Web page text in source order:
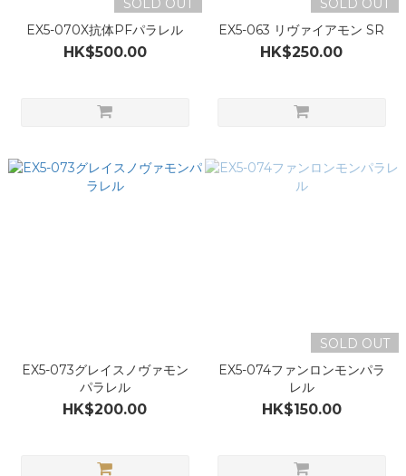
SOLD OUT
EX5-070X抗体PFパラレル
HK$500.00
SOLD OUT
EX5-063 リヴァイアモン SR
HK$250.00
EX5-073グレイスノヴァモン
パラレル
HK$200.00
SOLD OUT
EX5-074ファンロンモンパラ
レル
HK$150.00